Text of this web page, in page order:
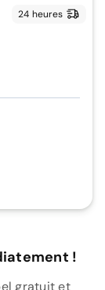
24 heures
!
gratuit et